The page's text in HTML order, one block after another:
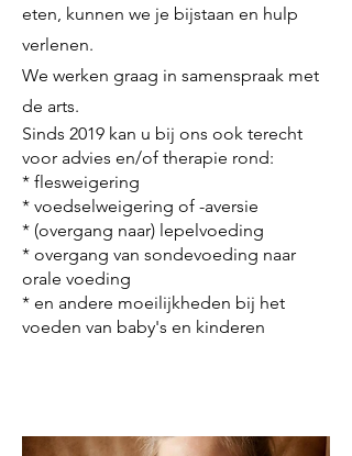
eten, kunnen we je bijstaan en hulp
verlenen.
We werken graag in samenspraak met
de arts.
Sinds 2019 kan u bij ons ook terecht
voor advies en/of therapie rond:
* flesweigering
* voedselweigering of -aversie
* (overgang naar) lepelvoeding
* overgang van sondevoeding naar
orale voeding
* en andere moeilijkheden bij het
voeden van baby's en kinderen